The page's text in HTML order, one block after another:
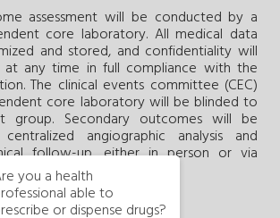
assessment will be conducted by a
core laboratory. All medical data
and stored, and confidentiality will
any time in full compliance with the
The clinical events committee (CEC)
core laboratory will be blinded to
group. Secondary outcomes will be
angiographic analysis and
follow-up, either in person or via
time points.
you a health
able to
or dispense drugs?